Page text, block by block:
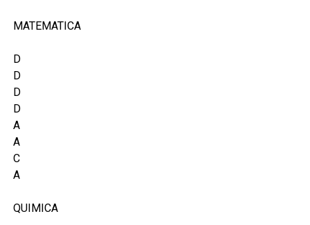
MATEMATICA
D
D
D
D
A
A
C
A
QUIMICA